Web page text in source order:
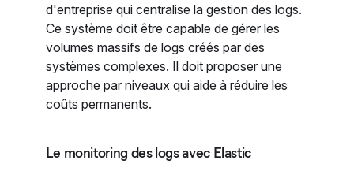
d'entreprise qui centralise la gestion des logs.
Ce système doit être capable de gérer les
volumes massifs de logs créés par des
systèmes complexes. Il doit proposer une
approche par niveaux qui aide à réduire les
coûts permanents.
Le monitoring des logs avec Elastic